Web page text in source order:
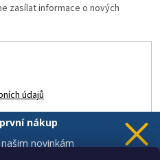
zasílat informace o nových
údajů
nákup
novinkám